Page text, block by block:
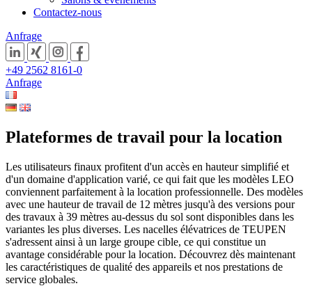
Contactez-nous
Anfrage
+49 2562 8161-0
Anfrage
Plateformes de travail pour la location
Les utilisateurs finaux profitent d'un accès en hauteur simplifié et
d'un domaine d'application varié, ce qui fait que les modèles LEO
conviennent parfaitement à la location professionnelle. Des modèles
avec une hauteur de travail de 12 mètres jusqu'à des versions pour
des travaux à 39 mètres au-dessus du sol sont disponibles dans les
variantes les plus diverses. Les nacelles élévatrices de TEUPEN
s'adressent ainsi à un large groupe cible, ce qui constitue un
avantage considérable pour la location. Découvrez dès maintenant
les caractéristiques de qualité des appareils et nos prestations de
service globales.